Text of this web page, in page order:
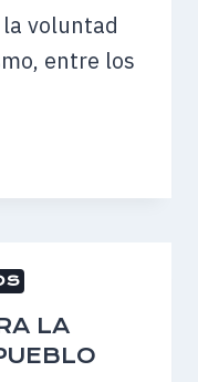
la voluntad
entre los
LA